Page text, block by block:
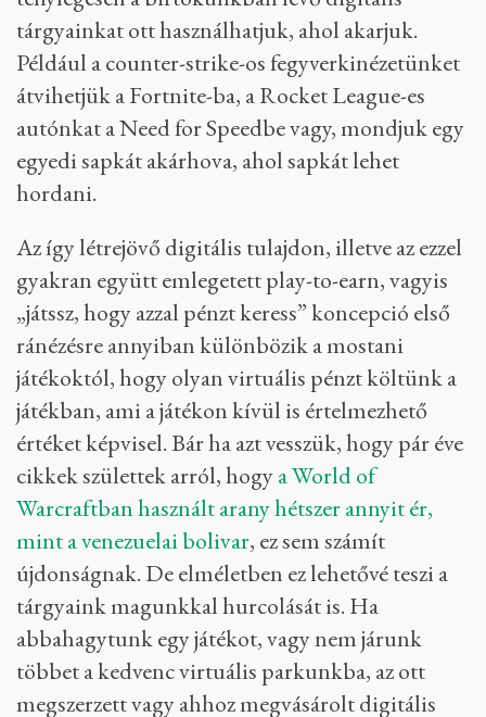
tárgyainkat ott használhatjuk, ahol akarjuk.
Például a counter-strike-os fegyverkinézetünket
átvihetjük a Fortnite-ba, a Rocket League-es
autónkat a Need for Speedbe vagy, mondjuk egy
egyedi sapkát akárhova, ahol sapkát lehet
hordani.
Az így létrejövő digitális tulajdon, illetve az ezzel
gyakran együtt emlegetett play-to-earn, vagyis
„játssz, hogy azzal pénzt keress” koncepció első
ránézésre annyiban különbözik a mostani
játékoktól, hogy olyan virtuális pénzt költünk a
játékban, ami a játékon kívül is értelmezhető
értéket képvisel. Bár ha azt vesszük, hogy pár éve
cikkek születtek arról, hogya World of
Warcraftban használt arany hétszer annyit ér,
mint a venezuelai bolivar, ez sem számít
újdonságnak. De elméletben ez lehetővé teszi a
tárgyaink magunkkal hurcolását is. Ha
abbahagytunk egy játékot, vagy nem járunk
többet a kedvenc virtuális parkunkba, az ott
megszerzett vagy ahhoz megvásárolt digitális